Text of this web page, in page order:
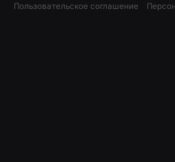
Пользовательское соглашение